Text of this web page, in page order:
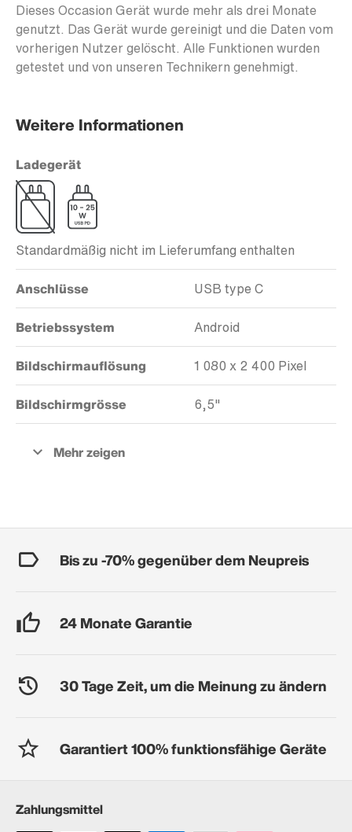
Dieses Occasion Gerät wurde mehr als drei Monate
genutzt. Das Gerät wurde gereinigt und die Daten vom
vorherigen Nutzer gelöscht. Alle Funktionen wurden
getestet und von unseren Technikern genehmigt.
Weitere Informationen
Ladegerät
Standardmäßig nicht im Lieferumfang enthalten
Anschlüsse USB type C
Betriebssystem Android
Bildschirmauflösung 1 080 x 2 400 Pixel
Bildschirmgrösse 6,5"
Bis zu -70% gegenüber dem Neupreis
24 Monate Garantie
30 Tage Zeit, um die Meinung zu ändern
Garantiert 100% funktionsfähige Geräte
Zahlungsmittel